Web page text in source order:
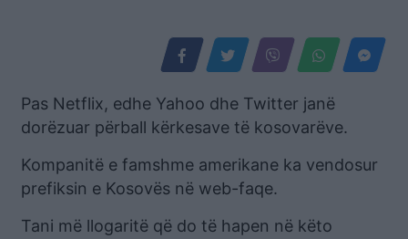
Pas Netflix, edhe Yahoo dhe Twitter janë
dorëzuar përball kërkesave të kosovarëve.
Kompanitë e famshme amerikane ka vendosur
prefiksin e Kosovës në web-faqe.
Tani më llogaritë që do të hapen në këto